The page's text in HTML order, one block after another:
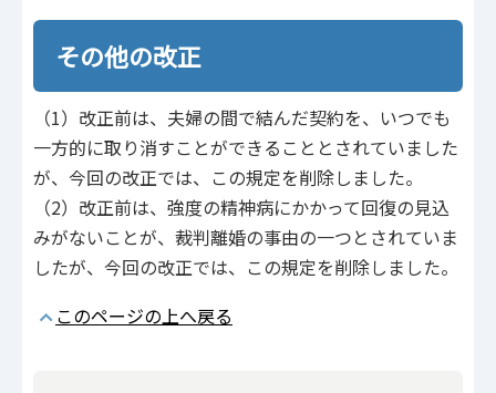
その他の改正
（1）改正前は、夫婦の間で結んだ契約を、いつでも
一方的に取り消すことができることとされていました
が、今回の改正では、この規定を削除しました。
（2）改正前は、強度の精神病にかかって回復の見込
みがないことが、裁判離婚の事由の一つとされていま
したが、今回の改正では、この規定を削除しました。
このページの上へ戻る